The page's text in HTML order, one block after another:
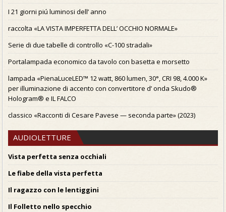
I 21 giorni piú luminosi dell’ anno
raccolta «LA VISTA IMPERFETTA DELL’ OCCHIO NORMALE»
Serie di due tabelle di controllo «C-100 stradali»
Portalampada economico da tavolo con basetta e morsetto
lampada «PienaLuceLED™ 12 watt, 860 lumen, 30°, CRI 98, 4.000 K»
per illuminazione di accento con convertitore d’ onda Skudo®
Hologram® e IL FALCO
classico «Racconti di Cesare Pavese — seconda parte» (2023)
AUDIOLETTURE
Vista perfetta senza occhiali
Le fiabe della vista perfetta
Il ragazzo con le lentiggini
Il Folletto nello specchio